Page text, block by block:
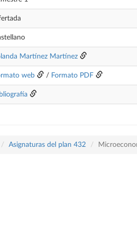
Martínez Martínez
web / Formato PDF
Asignaturas del plan 432